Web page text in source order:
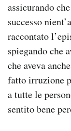
assicurando
successo
raccontato
spiegando che
che aveva
fatto irruzione
a tutte le
sentito bene